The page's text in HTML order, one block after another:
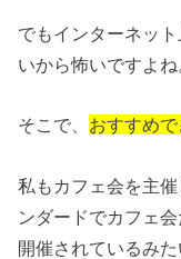
でもインターネッ
いから怖いですよね
そこで、 おすすめで
私もカフェ会を主
ンダードでカフェ
開催されているみた